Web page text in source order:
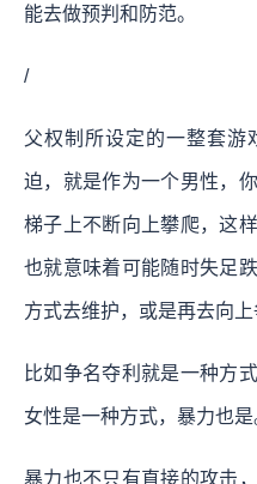
能去做预判和防范。
/
父权制所设定的一整套游
迫，就是作为一个男性，
梯子上不断向上攀爬，这
也就意味着可能随时失足
方式去维护，或是再去向上
比如争名夺利就是一种方
女性是一种方式，暴力也是
暴力也不只有直接的攻击